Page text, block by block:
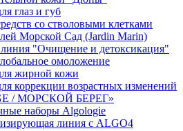
глаз и губ
со стволовыми клетками
Морской Сад (Jardin Marin)
линия "Очищение и детоксикация"
омоложение
жирной кожи
коррекции возрастных изменений
/ МОРСКОЙ БЕРЕГ»
наборы Algologie
линия с ALGO4